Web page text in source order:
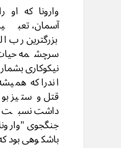
وارونا که او
آسمان،
بزرگترین رب
سرچشمه
نیکوکاری
اندرا که
قتل و ستیز
داشت نسبت
جنگجوی
باشکوهی